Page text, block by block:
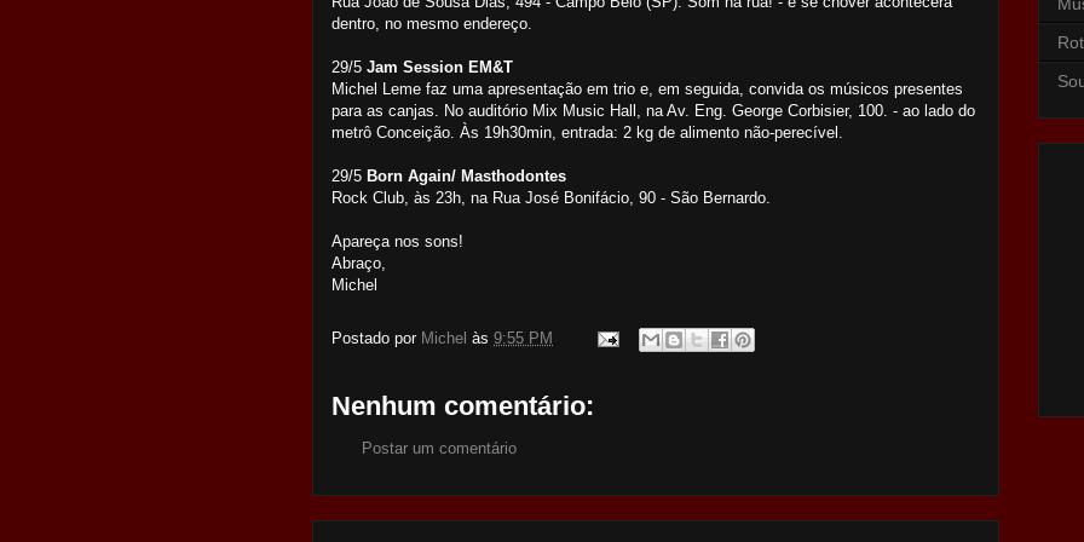
dentro, no mesmo endereço.
29/5 Jam Session EM&T
Michel Leme faz uma apresentação em trio e, em seguida, convida os músicos presentes
para as canjas. No auditório Mix Music Hall, na Av. Eng. George Corbisier, 100. - ao lado do
metrô Conceição. Às 19h30min, entrada: 2 kg de alimento não-perecível.
29/5 Born Again/ Masthodontes
Rock Club, às 23h, na Rua José Bonifácio, 90 - São Bernardo.
Apareça nos sons!
Abraço,
Michel
Postado por Michel às 9:55 PM
Nenhum comentário:
Postar um comentário